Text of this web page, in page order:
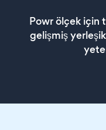
Powr ölçek için
gelişmiş